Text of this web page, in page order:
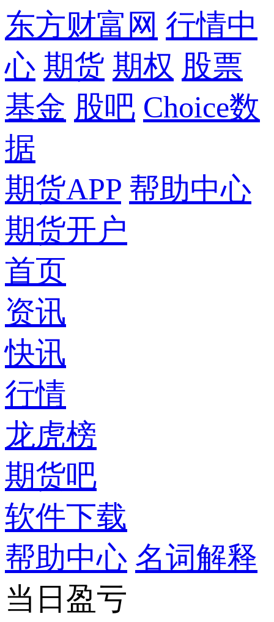
东方财富网 行情中
心 期货 期权 股票
基金 股吧 Choice数
据
期货APP 帮助中心
期货开户
首页
资讯
快讯
行情
龙虎榜
期货吧
软件下载
帮助中心 名词解释
当日盈亏